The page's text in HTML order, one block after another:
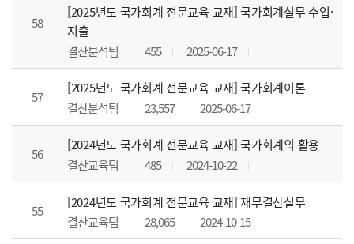
58
[2025년도 국가회계 전문교육 교재] 국가회계실무 수입·
지출
결산분석팀
455 2025-06-17
57
[2025년도 국가회계 전문교육 교재] 국가회계이론
결산분석팀
23,557 2025-06-17
56
[2024년도 국가회계 전문교육 교재] 국가회계의 활용
결산교육팀
485 2024-10-22
55
[2024년도 국가회계 전문교육 교재] 재무결산실무
결산교육팀
28,065 2024-10-15